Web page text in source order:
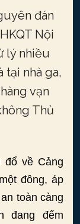
đán
Nội
lý nhiều
tại nhà ga,
vạn
Thủ
đổ về Cảng
đông, áp
toàn càng
đang đếm